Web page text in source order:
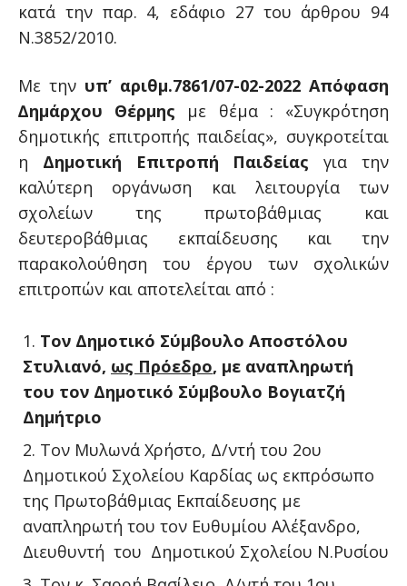
κατά την παρ. 4, εδάφιο 27 του άρθρου 94
Ν.3852/2010.
Με την υπ’ αριθμ.7861/07-02-2022 Aπόφαση
∆ηµάρχου Θέρµης με θέμα : «Συγκρότηση
δημοτικής επιτροπής παιδείας», συγκροτείται
η Δημοτική Επιτροπή Παιδείας για την
καλύτερη οργάνωση και λειτουργία των
σχολείων της πρωτοβάθμιας και
δευτεροβάθμιας εκπαίδευσης και την
παρακολούθηση του έργου των σχολικών
επιτροπών και αποτελείται από :
Τον Δημοτικό Σύμβουλο Αποστόλου
Στυλιανό, ως Πρόεδρο, με αναπληρωτή
του τον Δημοτικό Σύμβουλο Βογιατζή
Δημήτριο
Τον Μυλωνά Χρήστο, Δ/ντή του 2ου
Δημοτικού Σχολείου Καρδίας ως εκπρόσωπο
της Πρωτοβάθμιας Εκπαίδευσης με
αναπληρωτή του τον Ευθυμίου Αλέξανδρο,
Διευθυντή του Δημοτικού Σχολείου Ν.Ρυσίου